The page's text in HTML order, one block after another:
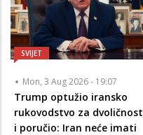
SVIJET
Mon, 3 Aug 2026 - 19:07
Trump optužio iransko
rukovodstvo za dvoličnost
i poručio: Iran neće imati